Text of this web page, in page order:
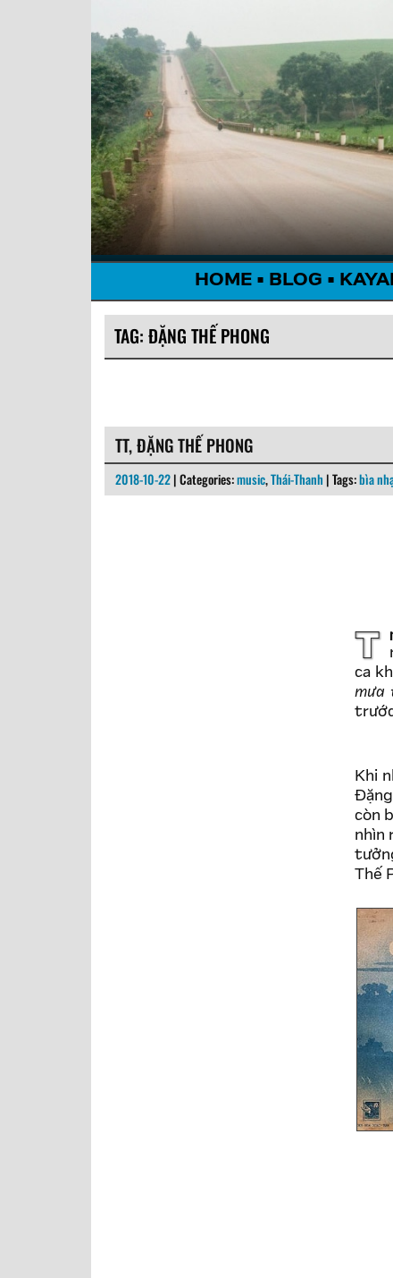
HOME • BLOG •
TAG:ĐẶNG THẾ PHONG
TT, ĐẶNG THẾ PHONG
2018-10-22| Categories:music,Thái-Thanh | Tags:bìa
Trừ bài cuối có chất lượng âm thanh hơi kém, hai ca khúc đầu thể hiện
ca
mưa
trước
Khi
Đặng
còn
nhìn
Thế